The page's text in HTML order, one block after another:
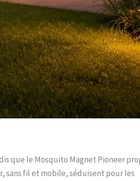
que le Mosquito Magnet Pioneer
sans fil et mobile, séduisent pour les